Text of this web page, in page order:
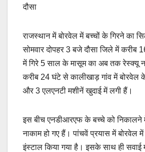
o
k
p
k
दौसा
राजस्थान में बोरवेल में बच्चों के गिरने का
सोमवार दोपहर 3 बजे दौसा जिले में करीब
में गिरे 5 साल के मासूम का अब तक रेस्क्यू
करीब 24 घंटे से कालीखाड़ गांव में
और 3 एलएनटी मशीनें खुदाई में लगी हैं।
इस बीच एनडीआरएफ के बच्चे को निकालने
नाकाम हो गए हैं। पांचवें प्रयास में बोरवेल
इंस्टाल किया गया है। इसके साथ ही सवाई